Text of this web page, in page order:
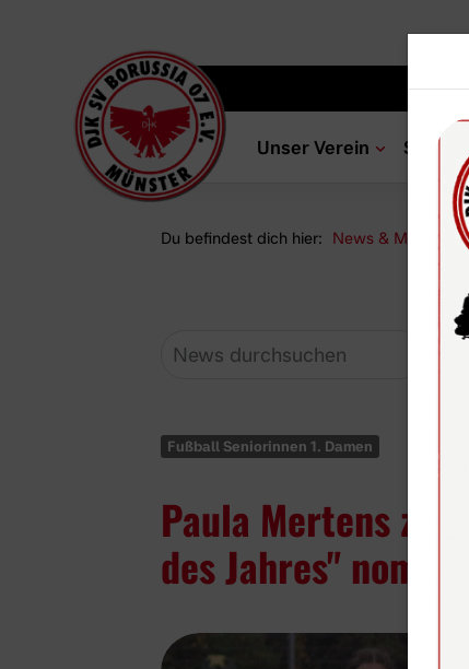
Unser Verein
Du befindest dich hier: News & Media
Fußball Seniorinnen 1. Damen
Paula Mertens
des Jahres"